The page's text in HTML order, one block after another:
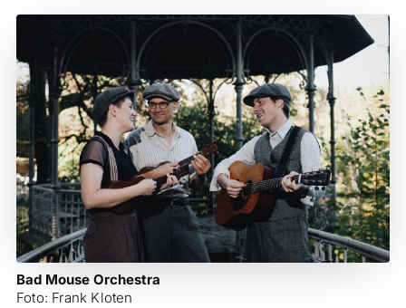
Bad Mouse Orchestra
Foto: Frank Kloten